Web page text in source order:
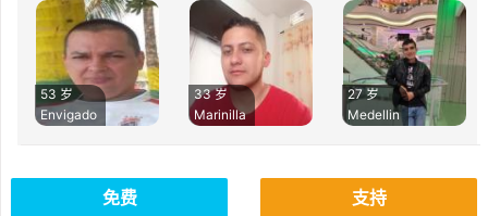
53 岁
Envigado
33 岁
Marinilla
27 岁
Medellin
免费 支持